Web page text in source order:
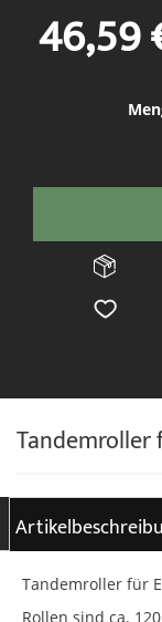
Tandemroller
46,59
springen
Tandemroller für
Rollen sind ca.